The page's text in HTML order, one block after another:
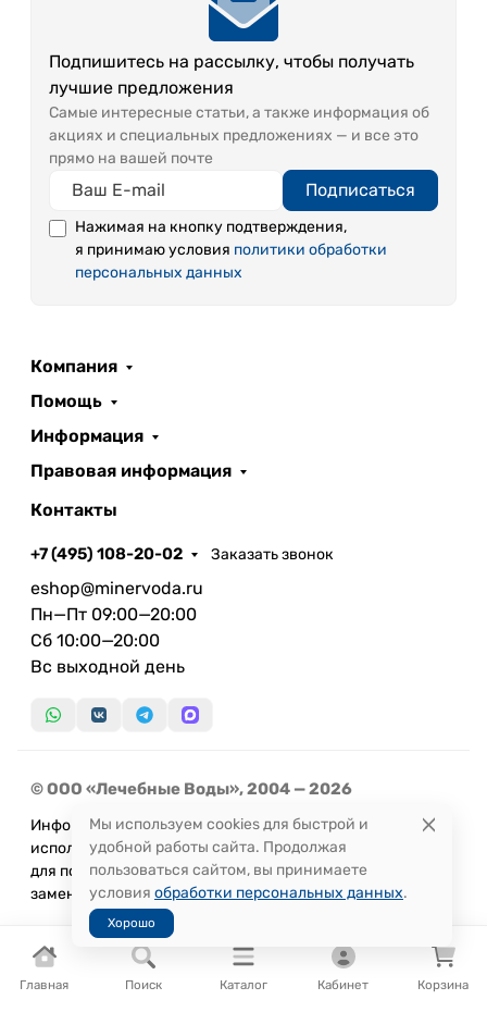
Главная Поиск Каталог Кабинет Корзина
Подпишитесь на рассылку, чтобы получать
лучшие предложения
Самые интересные статьи, а также информация об
акциях и специальных предложениях — и все это
прямо на вашей почте
Подписаться
Нажимая на кнопку подтверждения,
я принимаю условия политики обработки
персональных данных
Компания
Помощь
Информация
Правовая информация
Контакты
+7 (495) 108-20-02 Заказать звонок
eshop@minervoda.ru
Пн—Пт 09:00—20:00
Сб 10:00—20:00
Вс выходной день
© ООО «Лечебные Воды», 2004 — 2026
Информация, представленная на сайте, не может быть
использована
для постановки диагноза или назначения лечения и не
заменяет прием врача.
Мы используем cookies для быстрой и
удобной работы сайта. Продолжая
пользоваться сайтом, вы принимаете
условия обработки персональных данных.
Хорошо